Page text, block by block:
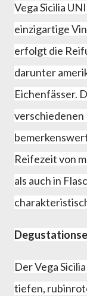
Vega Sicilia
einzigartige
erfolgt die
darunter
Eichenfässer.
verschiedenen
Reifezeit von
als auch in
Der Vega
tiefen,